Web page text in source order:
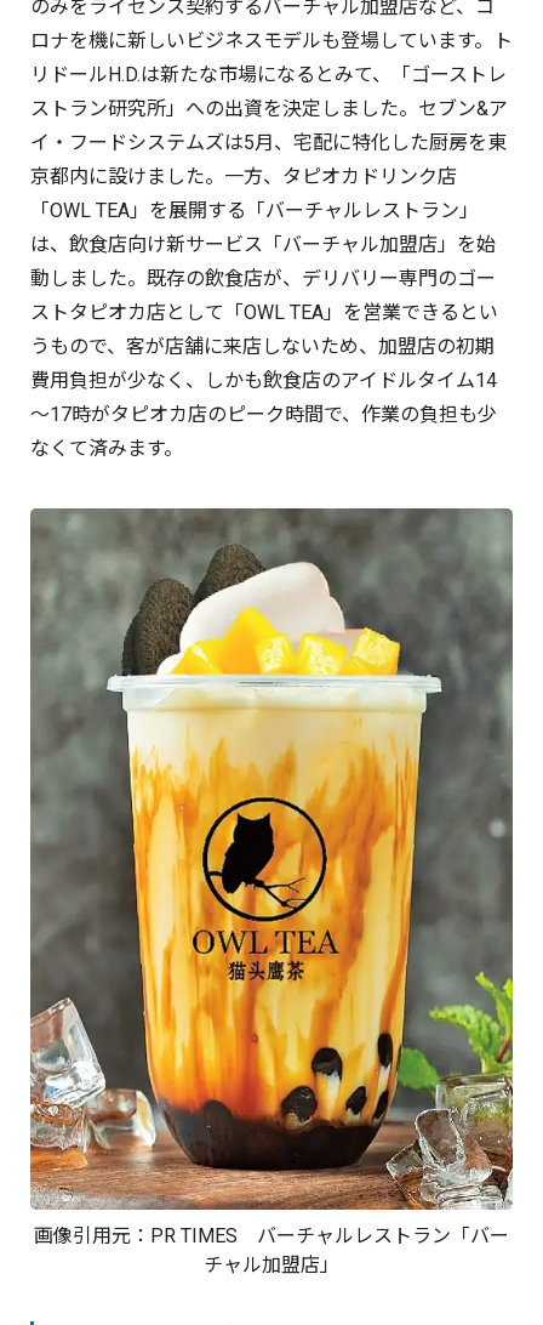
のみをライセンス契約するバーチャル加盟店など、コ
ロナを機に新しいビジネスモデルも登場しています。ト
リドールH.D.は新たな市場になるとみて、「ゴーストレ
ストラン研究所」への出資を決定しました。セブン&ア
イ・フードシステムズは5月、宅配に特化した厨房を東
京都内に設けました。一方、タピオカドリンク店
「OWL TEA」を展開する「バーチャルレストラン」
は、飲食店向け新サービス「バーチャル加盟店」を始
動しました。既存の飲食店が、デリバリー専門のゴー
ストタピオカ店として「OWL TEA」を営業できるとい
うもので、客が店舗に来店しないため、加盟店の初期
費用負担が少なく、しかも飲食店のアイドルタイム14
～17時がタピオカ店のピーク時間で、作業の負担も少
なくて済みます。
画像引用元： PR TIMES バーチャルレストラン「バー
チャル加盟店」